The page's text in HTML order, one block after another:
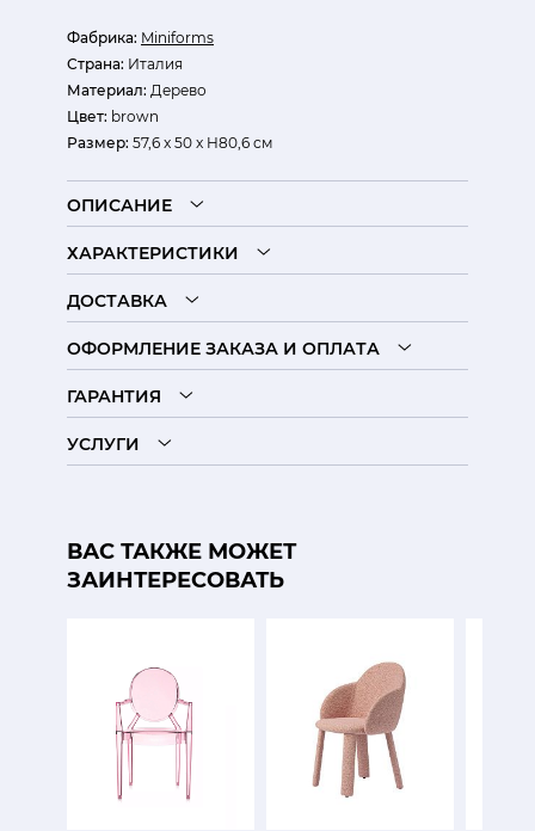
Фабрика: Miniforms
Страна: Италия
Материал: Дерево
Цвет: brown
Размер: 57,6 x 50 x H80,6 см
ОПИСАНИЕ
ХАРАКТЕРИСТИКИ
ДОСТАВКА
ОФОРМЛЕНИЕ ЗАКАЗА И ОПЛАТА
ГАРАНТИЯ
УСЛУГИ
ВАС ТАКЖЕ МОЖЕТ
ЗАИНТЕРЕСОВАТЬ